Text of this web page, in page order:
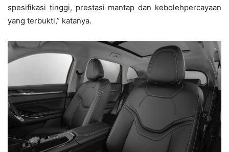
spesifikasi tinggi, prestasi mantap dan kebolehpercayaan
yang terbukti,” katanya.